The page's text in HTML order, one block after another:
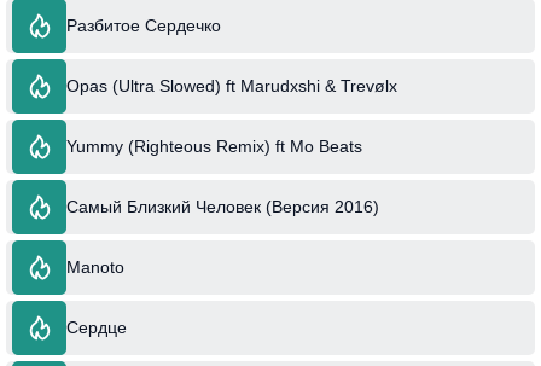
Разбитое Сердечко
Opas (Ultra Slowed) ft Marudxshi & Trevølx
Yummy (Righteous Remix) ft Mo Beats
Самый Близкий Человек (Версия 2016)
Manoto
Сердце